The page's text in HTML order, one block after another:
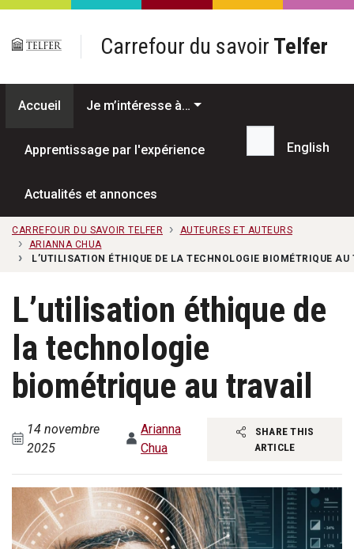
Passer au contenu principal
Carrefour du savoir Telfer
Accueil Je m’intéresse à…
Apprentissage par l'expérience
Actualités et annonces
Recherche...
English
CARREFOUR DU SAVOIR TELFER
AUTEURES ET AUTEURS
ARIANNA CHUA
L’UTILISATION ÉTHIQUE DE LA TECHNOLOGIE BIOMÉTRIQUE
L’utilisation éthique de
la technologie
biométrique au travail
14 novembre
2025
Arianna
Chua
SHARE THIS
ARTICLE